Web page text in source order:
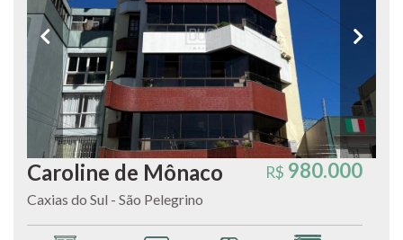
R$ 980.000
Caroline de Mônaco
Caxias do Sul - São Pelegrino